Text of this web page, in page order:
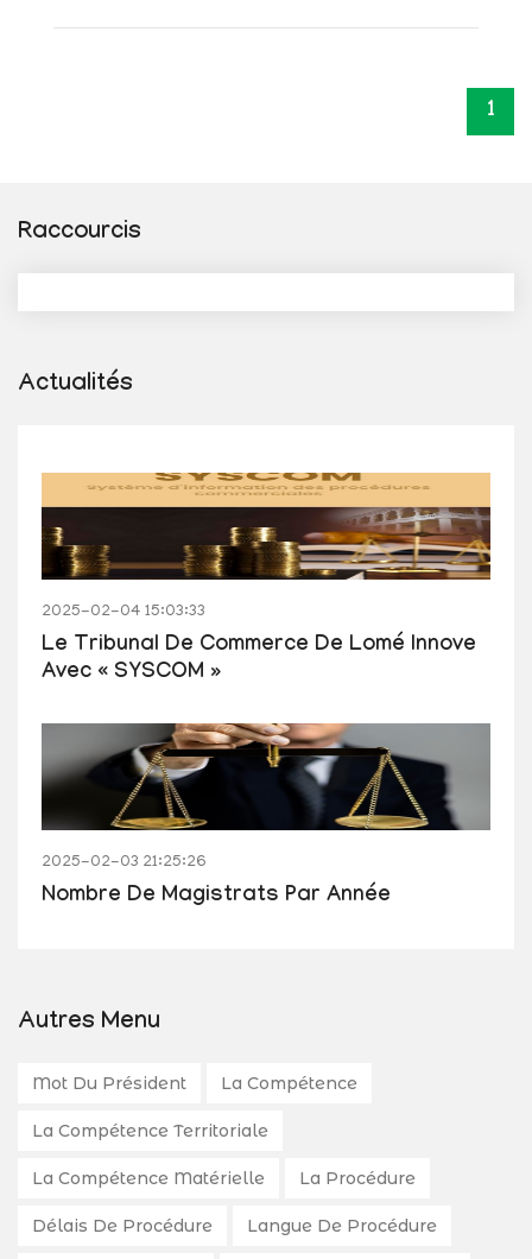
1
Raccourcis
Actualités
2025-02-04 15:03:33
Le Tribunal De Commerce De Lomé Innove
Avec « SYSCOM »
2025-02-03 21:25:26
Nombre De Magistrats Par Année
Autres Menu
Mot Du Président La Compétence
La Compétence Territoriale
La Compétence Matérielle La Procédure
Délais De Procédure Langue De Procédure